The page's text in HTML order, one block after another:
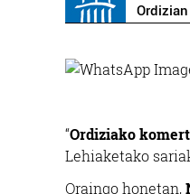
“Ordiziako
Lehiaketako
Oraingo honetan,